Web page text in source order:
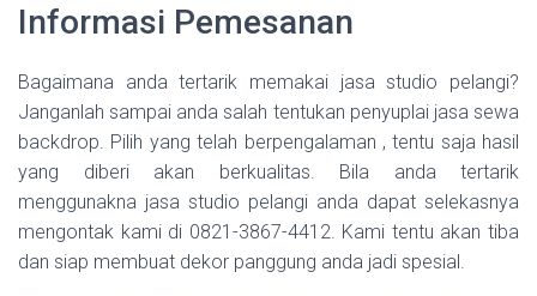
Informasi Pemesanan
Bagaimana anda tertarik memakai jasa studio pelangi?
Janganlah sampai anda salah tentukan penyuplai jasa sewa
backdrop. Pilih yang telah berpengalaman , tentu saja hasil
yang diberi akan berkualitas. Bila anda tertarik
menggunakna jasa studio pelangi anda dapat selekasnya
mengontak kami di 0821-3867-4412. Kami tentu akan tiba
dan siap membuat dekor panggung anda jadi spesial.